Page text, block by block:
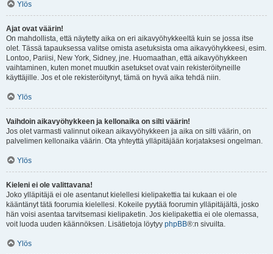
Ylös
Ajat ovat väärin!
On mahdollista, että näytetty aika on eri aikavyöhykkeeltä kuin se jossa itse
olet. Tässä tapauksessa valitse omista asetuksista oma aikavyöhykkeesi, esim.
Lontoo, Pariisi, New York, Sidney, jne. Huomaathan, että aikavyöhykkeen
vaihtaminen, kuten monet muutkin asetukset ovat vain rekisteröityneille
käyttäjille. Jos et ole rekisteröitynyt, tämä on hyvä aika tehdä niin.
Ylös
Vaihdoin aikavyöhykkeen ja kellonaika on silti väärin!
Jos olet varmasti valinnut oikean aikavyöhykkeen ja aika on silti väärin, on
palvelimen kellonaika väärin. Ota yhteyttä ylläpitäjään korjataksesi ongelman.
Ylös
Kieleni ei ole valittavana!
Joko ylläpitäjä ei ole asentanut kielellesi kielipakettia tai kukaan ei ole
kääntänyt tätä foorumia kielellesi. Kokeile pyytää foorumin ylläpitäjältä, josko
hän voisi asentaa tarvitsemasi kielipaketin. Jos kielipakettia ei ole olemassa,
voit luoda uuden käännöksen. Lisätietoja löytyy phpBB®:n sivuilta.
Ylös